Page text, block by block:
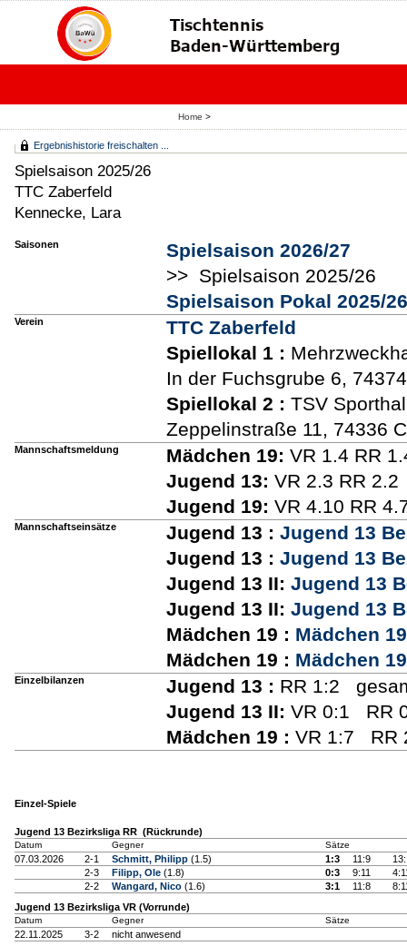
Home >
Ergebnishistorie freischalten ...
Spielsaison 2025/26
TTC Zaberfeld
Kennecke, Lara
Saisonen
Spielsaison 2026/27
>> Spielsaison 2025/26
Spielsaison Pokal 2025/26
Verein
TTC Zaberfeld
Spiellokal 1 :
In der Fuchsgrube 6,
Spiellokal 2 : TSV
Zeppelinstraße 11, 74336
Mannschaftsmeldung Mädchen 19: VR 1.4 RR
Jugend 13: VR 2.3 RR 2.2
Jugend 19: VR 4.10 RR
Mannschaftseinsätze Jugend 13 : Jugend 13
Jugend 13 : Jugend 13
Jugend 13 II: Jugend 13
Jugend 13 II: Jugend 13
Mädchen 19 : Mädchen
Mädchen 19 : Mädchen
Einzelbilanzen Jugend 13 : RR 1:2
Jugend 13 II: VR 0:1 RR
Mädchen 19 : VR 1:7 RR
Einzel-Spiele
Jugend 13 Bezirksliga RR (Rückrunde)
Datum Gegner Sätze
07.03.2026 2-1 Schmitt, Philipp (1.5) 1:3 11:9
2-3
Filipp, Ole (1.8) 0:3 9:11
2-2
Wangard, Nico (1.6) 3:1 11:8
Jugend 13 Bezirksliga VR (Vorrunde)
Datum Gegner Sätze
22.11.2025 3-2
nicht anwesend